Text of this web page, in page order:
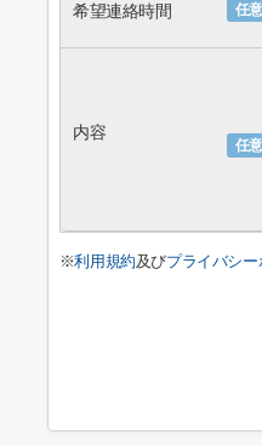
任意
希望連絡時間
任意
内容
※利用規約及びプライバシー